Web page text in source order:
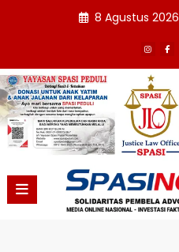
8 Agustus 2026